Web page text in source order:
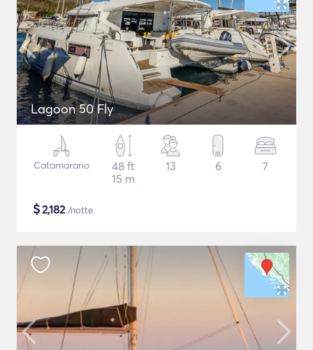
Lagoon 50 Fly
Catamarano
48 ft
15 m
13 6 7
$2,182/notte